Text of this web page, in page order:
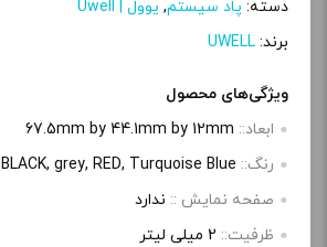
دسته: پاد سیستم, یوول | Uwell
برند: UWELL
ویژگی‌های محصول
ابعاد:: 67.5mm by 44.1mm by 12mm
رنگ:: BLACK, grey, RED, Turquoise Blue
صفحه‌ نمایش :: ندارد
ظرفیت:: 2 میلی لیتر